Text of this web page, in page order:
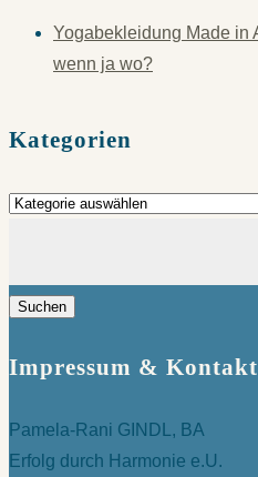
Yogabekleidung Made in
wenn ja wo?
Kategorien
Kategorien
Impressum & Kontakt
Pamela-Rani GINDL, BA
Erfolg durch Harmonie e.U.